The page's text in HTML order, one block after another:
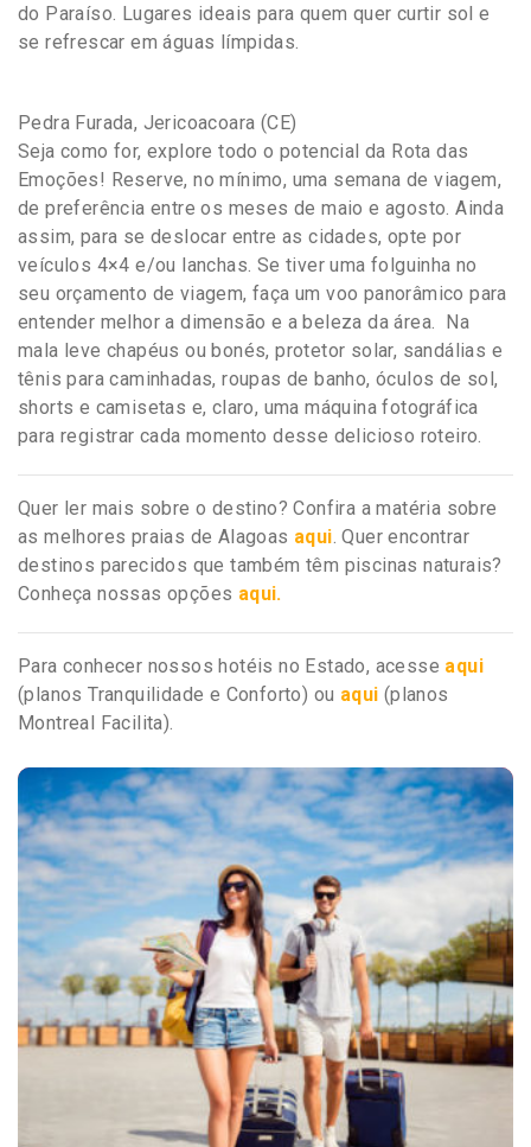
do Paraíso. Lugares ideais para quem quer curtir sol e
se refrescar em águas límpidas.
Pedra Furada, Jericoacoara (CE)
Seja como for, explore todo o potencial da Rota das
Emoções! Reserve, no mínimo, uma semana de viagem,
de preferência entre os meses de maio e agosto. Ainda
assim, para se deslocar entre as cidades, opte por
veículos 4×4 e/ou lanchas. Se tiver uma folguinha no
seu orçamento de viagem, faça um voo panorâmico para
entender melhor a dimensão e a beleza da área. Na
mala leve chapéus ou bonés, protetor solar, sandálias e
tênis para caminhadas, roupas de banho, óculos de sol,
shorts e camisetas e, claro, uma máquina fotográfica
para registrar cada momento desse delicioso roteiro.
Quer ler mais sobre o destino? Confira a matéria sobre
as melhores praias de Alagoas aqui . Quer encontrar
destinos parecidos que também têm piscinas naturais?
Conheça nossas opções aqui.
Para conhecer nossos hotéis no Estado, acesse aqui
(planos Tranquilidade e Conforto) ou aqui (planos
Montreal Facilita).